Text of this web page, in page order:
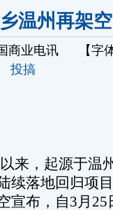
温州再架
商业电讯
【字
投搞
来，起源于温
续落地回归项
宣布，自3月